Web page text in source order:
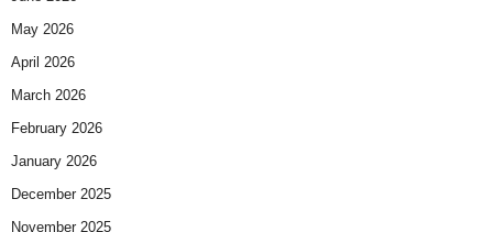
May 2026
April 2026
March 2026
February 2026
January 2026
December 2025
November 2025